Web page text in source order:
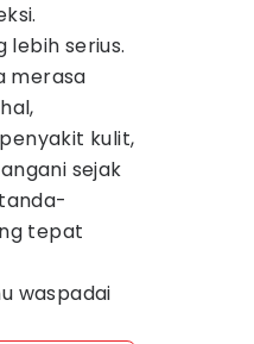
lebih serius.
merasa
kulit,
sejak
tepat
waspadai